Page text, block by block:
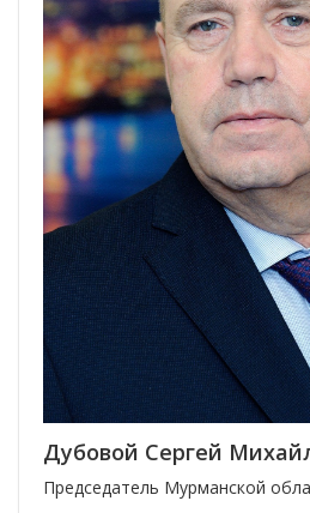
Дубовой Сергей
Председатель Мурманской